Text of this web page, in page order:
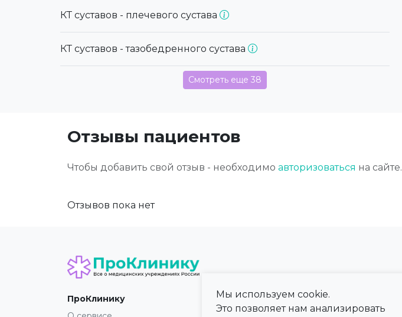
КТ суставов - плечевого сустава
КТ суставов - тазобедренного сустава
Смотреть еще 38
Отзывы пациентов
Чтобы добавить свой отзыв - необходимо авторизоваться на сайте.
Отзывов пока нет
ПроКлинику
Карта сайта
Мы используем cookie.
Это позволяет нам анализировать